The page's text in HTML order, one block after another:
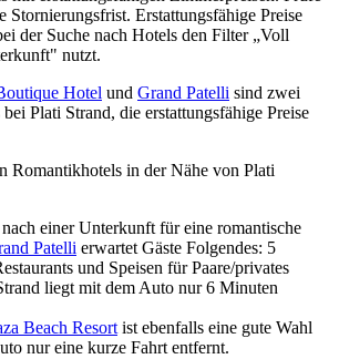
Stornierungsfrist. Erstattungsfähige Preise
der Suche nach Hotels den Filter „Voll
nutzt.
Hotel und Grand Patelli sind zwei
Plati Strand, die erstattungsfähige Preise
Romantikhotels in der Nähe von Plati
einer Unterkunft für eine romantische
Patelli erwartet Gäste Folgendes: 5
und Speisen für Paare/privates
liegt mit dem Auto nur 6 Minuten
Beach Resortist ebenfalls eine gute Wahl
nur eine kurze Fahrt entfernt.